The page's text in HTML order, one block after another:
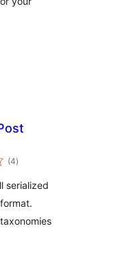
(4toplam
puan
)
serialized